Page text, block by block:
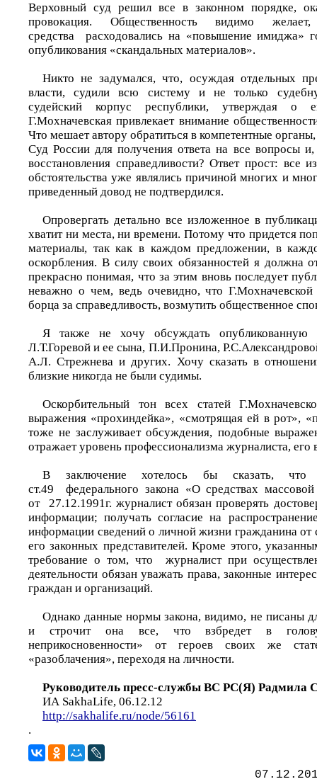
Верховный суд решил все в законном порядке,
провокация. Общественность видимо
средства расходовались на «повышение имиджа»
опубликования «скандальных материалов».
Никто не задумался, что, осуждая отдельных
власти, судили всю систему и не только
судейский корпус республики, утверждая о
Г.Мохначевская привлекает внимание
Что мешает автору обратиться в компетентные
Суд России для получения ответа на все вопросы
восстановления справедливости? Ответ прост: все
обстоятельства уже являлись причиной многих и
приведенный довод не подтвердился.
Опровергать детально все изложенное в
хватит ни места, ни времени. Потому что придется
материалы, так как в каждом предложении, в
оскорбления. В силу своих обязанностей я должна
прекрасно понимая, что за этим вновь последует
неважно о чем, ведь очевидно, что Г.Мохначевской
борца за справедливость, возмутить общественное
Я также не хочу обсуждать опубликованную
Л.Т.Горевой и ее сына, П.И.Пронина,
А.Л. Стрежнева и других. Хочу сказать в
близкие никогда не были судимы.
Оскорбительный тон всех статей
выражения «прохиндейка», «смотрящая ей в рот»,
тоже не заслуживает обсуждения, подобные
отражает уровень профессионализма журналиста, его
В заключение хотелось бы сказать, что
ст.49 федерального закона «О средствах
от 27.12.1991г. журналист обязан проверять
информации; получать согласие на
информации сведений о личной жизни гражданина от
его законных представителей. Кроме этого,
требование о том, что журналист при
деятельности обязан уважать права, законные
граждан и организаций.
Однако данные нормы закона, видимо, не писаны
и строчит она все, что взбредет в
неприкосновенности» от героев своих же
«разоблачения», переходя на личности.
Руководитель пресс-службы ВС РС(Я)
ИА SakhaLife, 06.12.12
http://sakhalife.ru/node/56161
.